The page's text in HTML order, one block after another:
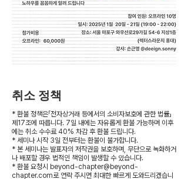
취소 정책
* 환불 정책은「전자상거래 등에서의 소비자보호에 관한 법률」
제17조에 따릅니다. 7일 내에는 자유롭게 환불 가능하며 이후
에는 취소 수수료 40% 차감 후 환불 드립니다.
* 세미나 시작 3일 전부터는 환불이 불가합니다.
* 본 세미나는 발표자의 저작권을 보호하며, 무단으로 녹화하거
나 배포할 경우 법적인 책임이 발생할 수 있습니다.
* 환불 요청시 beyond-chapter@beyond-
chapter.com로 연락 주시면 최대한 빠르게 도와드리겠습니